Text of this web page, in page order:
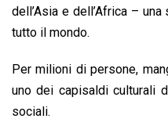
dell’Asia e dell’Africa –
tutto il mondo.
Per milioni di persone,
uno dei capisaldi culturali
sociali.